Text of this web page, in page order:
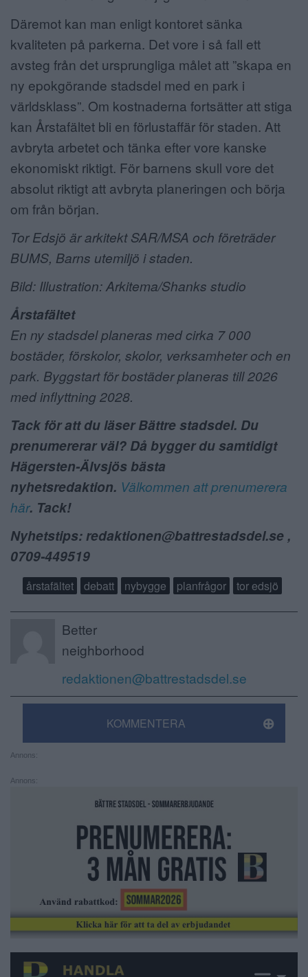
Däremot kan man enligt kontoret sänka
kvaliteten på parkerna. Det vore i så fall ett
avsteg från det ursprungliga målet att ”skapa en
ny epokgörande stadsdel med en park i
världsklass”. Om kostnaderna fortsätter att stiga
kan Årstafältet bli en förlustaffär för staden. Att
avbryta arbetet och tänka efter vore kanske
ekonomiskt riktigt. För barnens skull vore det
absolut riktigt att avbryta planeringen och börja
om från början.
Tor Edsjö är arkitekt SAR/MSA och företräder
BUMS, Barns utemiljö i staden.
Bild: Illustration: Arkitema/Shanks studio
Årstafältet
En ny stadsdel planeras med cirka 7 000
bostäder, förskolor, skolor, verksamheter och en
park. Byggstart för bostäder planeras till 2026
med inflyttning 2028.
Tack för att du läser Bättre stadsdel. Du
prenumererar väl? Då bygger du samtidigt
Hägersten-Älvsjös bästa
nyhetsredaktion. Välkommen att prenumerera
här. Tack!
Nyhetstips: redaktionen@battrestadsdel.se ,
0709-449519
årstafältet debatt nybygge planfrågor tor edsjö
Better
neighborhood
redaktionen@battrestadsdel.se
KOMMENTERA
Annons:
Annons: